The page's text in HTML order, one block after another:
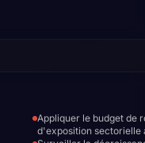
Appliquer le budget de
d'exposition sectorielle